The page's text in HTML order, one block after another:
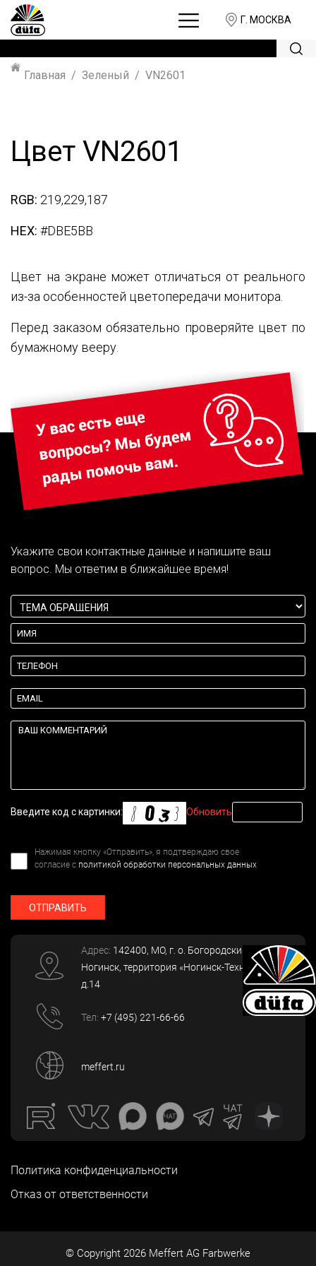
Г. МОСКВА
Главная Зеленый VN2601
Цвет VN2601
RGB: 219,229,187
HEX: #DBE5BB
Цвет на экране может отличаться от реального
из-за особенностей цветопередачи монитора.
Перед заказом обязательно проверяйте цвет по
бумажному вееру.
Укажите свои контактные данные и напишите ваш
вопрос. Мы ответим в ближайшее время!
Введите код с картинки: Обновить
Нажимая кнопку «Отправить», я подтверждаю свое
согласие с политикой обработки персональных данных
ОТПРАВИТЬ
Адрес: 142400, МО, г. о. Богородский, г.
Ногинск, территория «Ногинск-Технопарк»,
д.14
Тел: +7 (495) 221-66-66
meffert.ru
Политика конфиденциальности
Отказ от ответственности
© Copyright 2026 Meffert AG Farbwerke